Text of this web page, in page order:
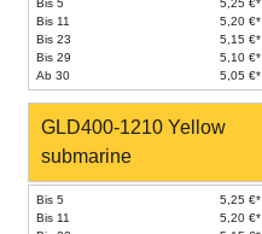
Bis 11
5,20 €*
Bis 23
5,15 €*
Bis 29
5,10 €*
Ab 30
5,05 €*
GLD400-1210 Yellow
submarine
Bis 5
5,25 €*
Bis 11
5,20 €*